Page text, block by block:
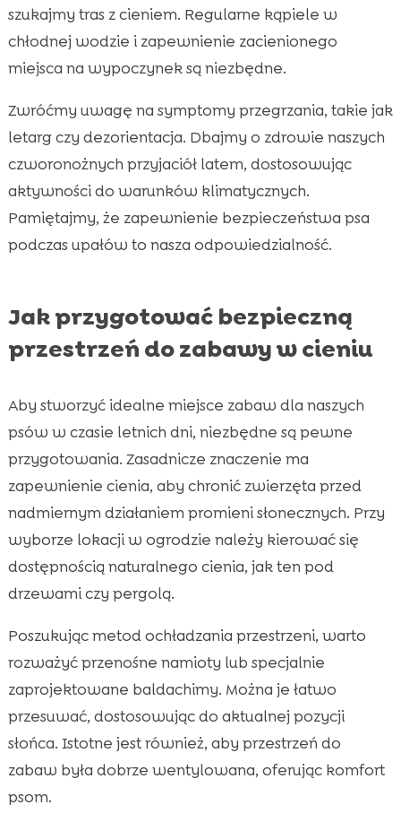
szukajmy tras z cieniem. Regularne kąpiele w
chłodnej wodzie i zapewnienie zacienionego
miejsca na wypoczynek są niezbędne.
Zwróćmy uwagę na symptomy przegrzania, takie jak
letarg czy dezorientacja. Dbajmy o zdrowie naszych
czworonożnych przyjaciół latem, dostosowując
aktywności do warunków klimatycznych.
Pamiętajmy, że zapewnienie bezpieczeństwa psa
podczas upałów to nasza odpowiedzialność.
Jak przygotować bezpieczną
przestrzeń do zabawy w cieniu
Aby stworzyć idealne miejsce zabaw dla naszych
psów w czasie letnich dni, niezbędne są pewne
przygotowania. Zasadnicze znaczenie ma
zapewnienie cienia, aby chronić zwierzęta przed
nadmiernym działaniem promieni słonecznych. Przy
wyborze lokacji w ogrodzie należy kierować się
dostępnością naturalnego cienia, jak ten pod
drzewami czy pergolą.
Poszukując metod ochładzania przestrzeni, warto
rozważyć przenośne namioty lub specjalnie
zaprojektowane baldachimy. Można je łatwo
przesuwać, dostosowując do aktualnej pozycji
słońca. Istotne jest również, aby przestrzeń do
zabaw była dobrze wentylowana, oferując komfort
psom.